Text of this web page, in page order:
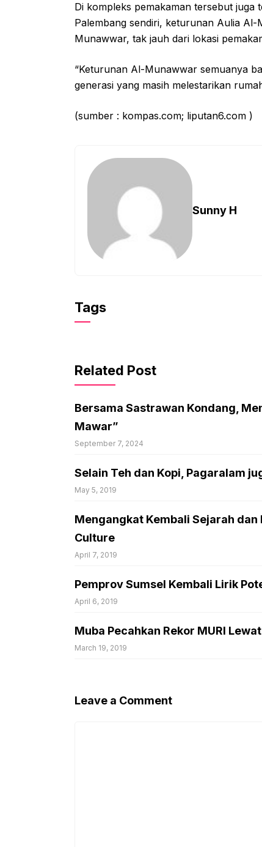
Di kompleks pemakaman tersebut
Palembang sendiri, keturunan Aulia
Munawwar, tak jauh dari lokasi
“Keturunan Al-Munawwar semuanya
generasi yang masih melestarikan
(sumber : kompas.com; liputan6.com )
Sunny H
Tags
Related Post
Bersama Sastrawan Kondang,
Mawar”
September 7, 2024
Selain Teh dan Kopi, Pagaralam
May 5, 2019
Mengangkat Kembali Sejarah dan
Culture
April 7, 2019
Pemprov Sumsel Kembali Lirik
April 6, 2019
Muba Pecahkan Rekor MURI
March 19, 2019
Leave a Comment